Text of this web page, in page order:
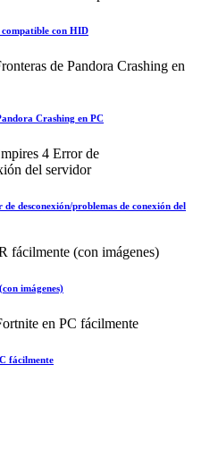
con HID
Crashing en PC
desconexión/problemas de conexión del
imágenes)
fácilmente